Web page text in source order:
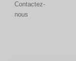
Contactez-
nous